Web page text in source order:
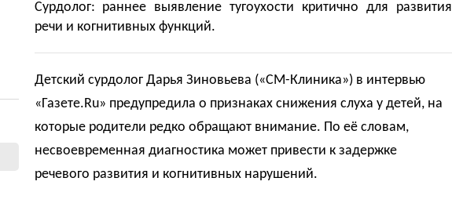
Сурдолог: раннее выявление тугоухости критично для развития
речи и когнитивных функций.
Детский сурдолог Дарья Зиновьева («СМ-Клиника») в интервью
«Газете.Ru» предупредила о признаках снижения слуха у детей, на
которые родители редко обращают внимание. По её словам,
несвоевременная диагностика может привести к задержке
речевого развития и когнитивных нарушений.